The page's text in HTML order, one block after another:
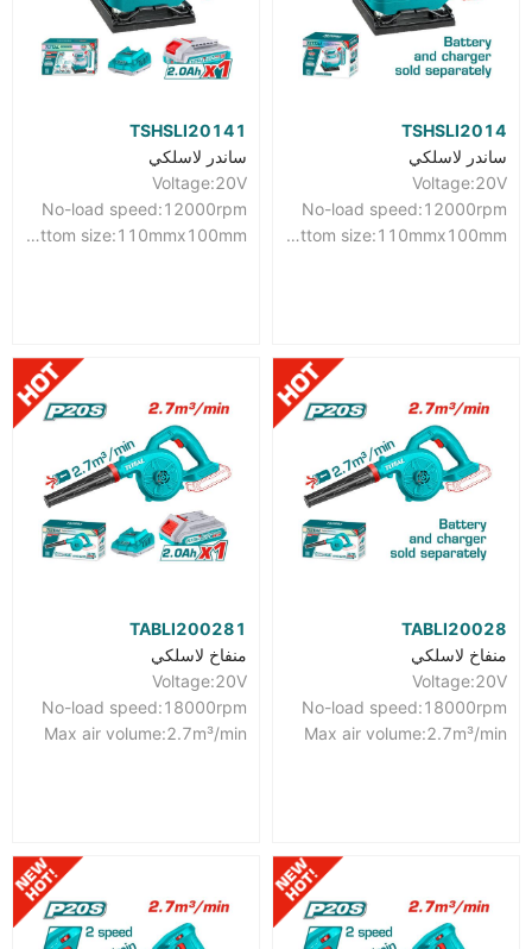
TSHSLI2014
ساندر لاسلكي
Voltage:20V
No-load speed:12000rpm
Bottom size:110mmx100mm
TSHSLI20141
ساندر لاسلكي
Voltage:20V
No-load speed:12000rpm
Bottom size:110mmx100mm
TABLI20028
منفاخ لاسلكي
Voltage:20V
No-load speed:18000rpm
Max air volume:2.7m³/min
TABLI200281
منفاخ لاسلكي
Voltage:20V
No-load speed:18000rpm
Max air volume:2.7m³/min